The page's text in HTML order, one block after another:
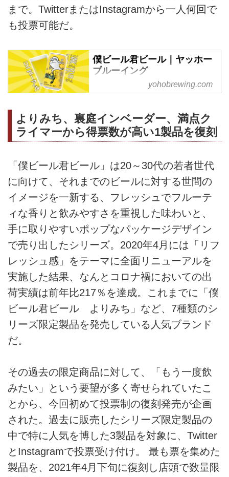
まで。TwitterまたはInstagramから一人何回で
も投票可能だ。
僕ビール君ビール｜ヤッホー
ブルーイング
ローソン・ナチュラルローソン・
ル。オリジナルグラスが当たるキ
ャンペーン＆からあげクンとコラ
トのような爽やかな香りと軽快な
飲み口が特徴です。
yohobrewing.com
よりみち、裏庭インベーダー、満点ク
ライマーから得票数が高い1製品を復刻
「僕ビール君ビール」は20～30代の若者世代
に向けて、それまでのビールに対する世間の
イメージを一新する、フレッシュでフルーテ
ィな香りと飲みやすさを重視した味わいと、
手に取りやすいポップなパッケージデザイン
で売り出したシリーズ。2020年4月には「リフ
レッシュ感」をテーマに全面リニューアルを
実施した結果、なんとコロナ禍においての出
荷実績は前年比217％を達成。これまでに「僕
ビール君ビール よりみち」など、7種類のシ
リーズ限定製品を発売している人気ブランド
だ。
その過去の限定商品に対して、「もう一度飲
みたい」という要望が多く寄せられていたこ
とから、今回初めて投票制の復刻発売が企画
された。過去に販売したシリーズ限定製品の
中で特に人気を博した3製品を対象に、Twitter
とInstagramで投票受け付け。 最も票を集めた
製品を、2021年4月下旬に復刻し店頭で数量限